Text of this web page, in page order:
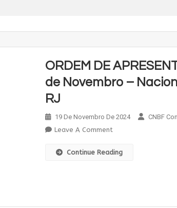
ORDEM DE
de Novembro –
RJ
19 De Novembro De 2024 CNBF
Leave A CommentOn
DE
Continue Reading